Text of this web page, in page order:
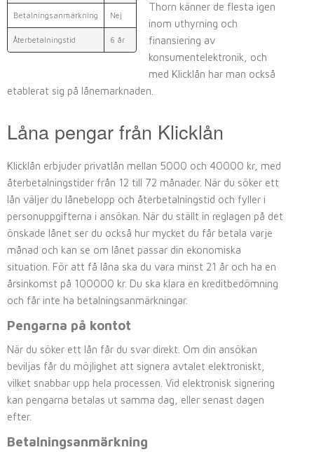
Betalningsanmärkning Nej
Återbetalningstid 6 år
Thorn känner de flesta igen
inom uthyrning och
finansiering av
konsumentelektronik, och
med Klicklån har man också
etablerat sig på lånemarknaden.
Låna pengar från Klicklån
Klicklån erbjuder privatlån mellan 5000 och 40000 kr, med
återbetalningstider från 12 till 72 månader. När du söker ett
lån väljer du lånebelopp och återbetalningstid och fyller i
personuppgifterna i ansökan. När du ställt in reglagen på det
önskade lånet ser du också hur mycket du får betala varje
månad och kan se om lånet passar din ekonomiska
situation. För att få låna ska du vara minst 21 år och ha en
årsinkomst på 100000 kr. Du ska klara en kreditbedömning
och får inte ha betalningsanmärkningar.
Pengarna på kontot
När du söker ett lån får du svar direkt. Om din ansökan
beviljas får du möjlighet att signera avtalet elektroniskt,
vilket snabbar upp hela processen. Vid elektronisk signering
kan pengarna betalas ut samma dag, eller senast dagen
efter.
Betalningsanmärkning